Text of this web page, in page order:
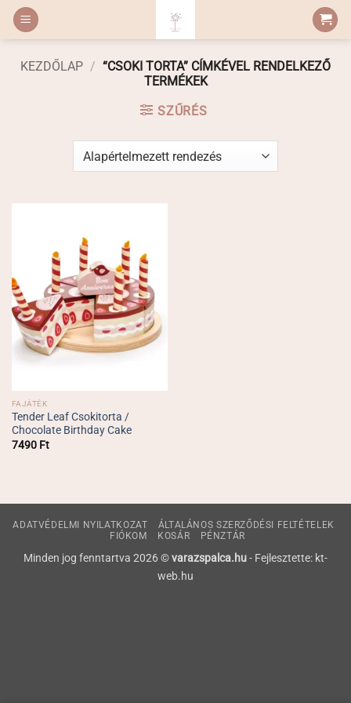
Skip
KEZDŐLAP / “CSOKI TORTA” CÍMKÉVEL RENDELKEZŐ
TERMÉKEK
SZŰRÉS
FAJÁTÉK
Tender Leaf Csokitorta /
Chocolate Birthday Cake
7490 Ft
ADATVÉDELMI NYILATKOZAT
ÁLTALÁNOS SZERZŐDÉSI FELTÉTELEK
FIÓKOM
KOSÁR PÉNZTÁR
Minden jog fenntartva 2026 ©varazspalca.hu- Fejlesztette: kt-
web.hu